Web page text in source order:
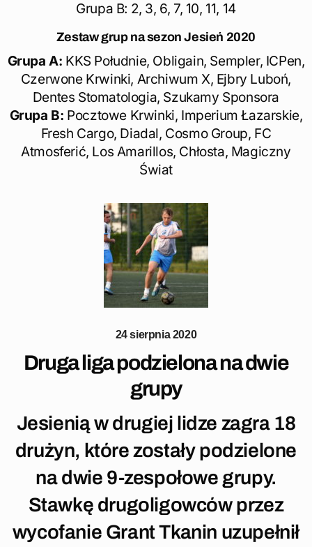
Grupa B: 2, 3, 6, 7, 10, 11, 14
Zestaw grup na sezon Jesień 2020
Grupa A: KKS Południe, Obligain, Sempler, ICPen,
Czerwone Krwinki, Archiwum X, Ejbry Luboń,
Dentes Stomatologia, Szukamy Sponsora
Grupa B: Pocztowe Krwinki, Imperium Łazarskie,
Fresh Cargo, Diadal, Cosmo Group, FC
Atmosferić, Los Amarillos, Chłosta, Magiczny
Świat
24 sierpnia 2020
Druga liga podzielona na dwie
grupy
Jesienią w drugiej lidze zagra 18
drużyn, które zostały podzielone
na dwie 9-zespołowe grupy.
Stawkę drugoligowców przez
wycofanie Grant Tkanin uzupełnił